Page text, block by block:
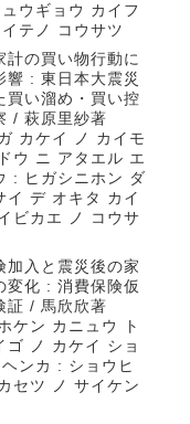
ウギョウ カイフ
テノ コウサツ
計の買い物行動に
響 : 東日本大震災
買い溜め・買い控
/ 萩原里紗著
カケイ ノ カイモ
ウ ニ アタエル エ
: ヒガシニホン ダ
イ デ オキタ カイ
ビカエ ノ コウサ
加入と震災後の家
変化 : 消費保険仮
証 / 馬欣欣著
ケン カニュウ ト
ゴ ノ カケイ ショ
ンカ : ショウヒ
セツ ノ サイケン